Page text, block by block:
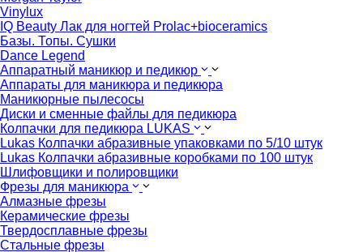
Vinylux
IQ Beauty Лак для ногтей Prolac+bioceramics
Базы. Топы. Сушки
Dance Legend
Аппаратный маникюр и педикюр
Аппараты для маникюра и педикюра
Маникюрные пылесосы
Диски и сменные файлы для педикюра
Колпачки для педикюра LUKAS
Lukas Колпачки абразивные упаковками по 5/10 штук
Lukas Колпачки абразивные коробками по 100 штук
Шлифовщики и полировщики
Фрезы для маникюра
Алмазные фрезы
Керамические фрезы
Твердосплавные фрезы
Стальные фрезы